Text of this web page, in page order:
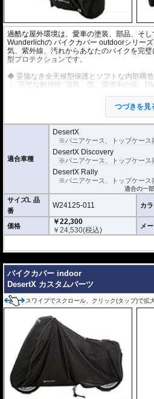
過酷な屋外環境は、愛車の塗装、部品、そし
Wunderlichの バイクカバー outdoorシリー
気、紫外線、汚れからあなたのバイクを完
型プロテクションです。
◆ 妥協なき全天候型保護とソフトな内部構造
完璧な耐候性: 湿気、雪、環境中の埃、
高耐久性素材: 外皮は防水性、堅牢性、
塗装保護フリース裏地: 内側には柔らか
ます。これにより、カバーが直接塗装面
傷つきを防ぎます。
◆ 完璧なフィットと防風固定システム
嵐に強い調整機構: 風による擦れを防ぎ
れないよう、多数の調整オプションを備
ケース有無に対応する調整ラッチ: カバ
つの調整可能なラッチにより、後部幅を個
状態でも、外した状態でも高フィット性を
車輪間固定ストラップ: ターポリンの下
れないよう、バイクの車輪間でしっかりと
伸縮性ストラップ: 前後下端に一体化さ
つづきを見
適合車種
DesertX
※パニアケース、トップケース
DesertX Discovery
※パニアケース、トップケース
DesertX Rally
※パニアケース、トップケース
適合の一
サイズL 品
番
W24125-011 カ
価格
￥22,300
￥24,530(税込) メ
バイクカバー indoor
DesertX カスタムパーツ
スワイプでスクロール、クリック(タップ)で拡